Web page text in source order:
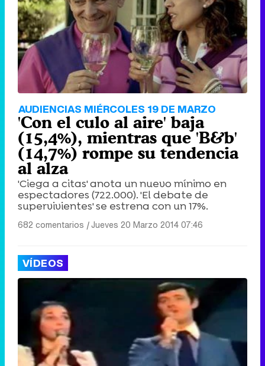
AUDIENCIAS MIÉRCOLES 19 DE MARZO
'Con el culo al aire' baja
(15,4%), mientras que 'B&b'
(14,7%) rompe su tendencia
al alza
'Ciega a citas' anota un nuevo mínimo en
espectadores (722.000). 'El debate de
supervivientes' se estrena con un 17%.
682 comentarios |Jueves 20 Marzo 2014 07:46
VÍDEOS